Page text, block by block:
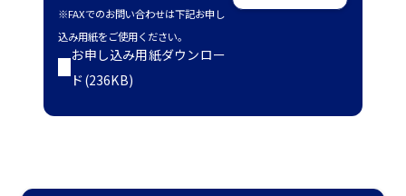
※FAXでのお問い合わせは下記お申し
込み用紙をご使用ください。
お申し込み用紙ダウンロー
ド(236KB)